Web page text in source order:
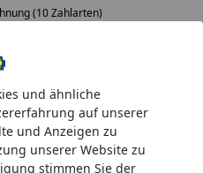
und ähnliche
auf unserer
und Anzeigen zu
unserer Website zu
stimmen Sie der
(10 Zahlarten)
Set 5500-7500 (43294)